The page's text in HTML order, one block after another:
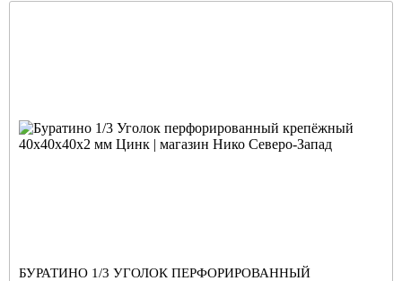
БУРАТИНО 1/3 УГОЛОК ПЕРФОРИРОВАННЫЙ